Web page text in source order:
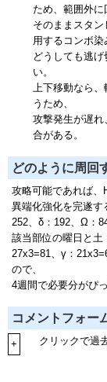
ため、範囲外に
そのままスタ
用するコンボ染
どうしても逃
い。
上下移動なら
うため、
攻撃発生が遅
合がある。
どのように周回
攻略可能であれば、
異端化強化を完遂す
252、δ：192、Ω：
該当部位の曜日と土
27x3=81、γ：
ので、
4週間で必要分がぴ
コメントフォー
+ クリックで過